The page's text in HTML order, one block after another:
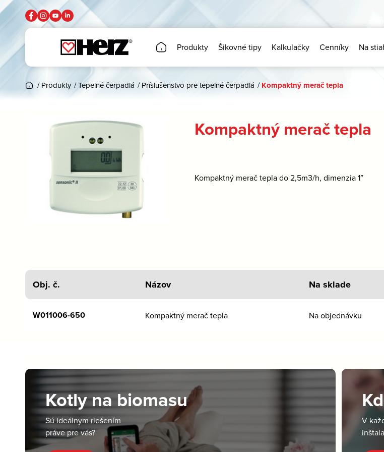
Produkty Šikovné tipy Kalkulačky Cenníky Na
/ Produkty /Tepelné čerpadlá / Príslušenstvo pre tepelné čerpadlá / Kompaktný merač tepla
Kompaktný merač tepla
Kompaktný merač tepla do 2,5m3/h, dimenzia 1″
Obj. č. Názov Na sklade
W011006-650 Kompaktný merač tepla Na objednávku
Kotly na biomasu
Sú ideálnym riešením
práve pre vás?
V